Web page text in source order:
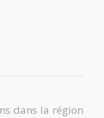
dans la région